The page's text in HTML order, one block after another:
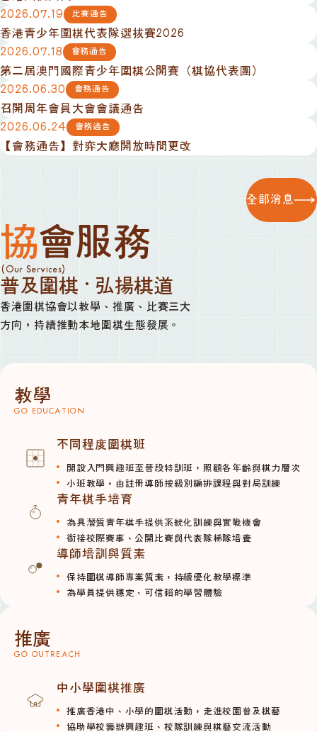
2026.07.19
比賽通告
香港青少年圍棋代表隊選拔賽2026
2026.07.18
會務通告
第二屆澳門國際青少年圍棋公開賽（棋協代表團）
2026.06.30
會務通告
召開周年會員大會會議通告
2026.06.24
會務通告
【會務通告】對弈大廳開放時間更改
全部消息
協會服務
(Our Services)
普及圍棋 · 弘揚棋道
香港圍棋協會以教學、推廣、比賽三大
方向，持續推動本地圍棋生態發展。
教學
GO EDUCATION
不同程度圍棋班
開設入門興趣班至晉段特訓班，照顧各年齡與棋力層次
小班教學，由註冊導師按級別編排課程與對局訓練
青年棋手培育
為具潛質青年棋手提供系統化訓練與實戰機會
銜接校際賽事、公開比賽與代表隊梯隊培養
導師培訓與質素
保持圍棋導師專業質素，持續優化教學標準
為學員提供穩定、可信賴的學習體驗
推廣
GO OUTREACH
中小學圍棋推廣
推廣香港中、小學的圍棋活動，走進校園普及棋藝
協助學校籌辦興趣班、校隊訓練與棋藝交流活動